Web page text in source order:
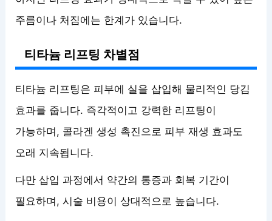
주름이나 처짐에는 한계가 있습니다.
티타늄 리프팅 차별점
티타늄 리프팅은 피부에 실을 삽입해 물리적인 당김
효과를 줍니다. 즉각적이고 강력한 리프팅이
가능하며, 콜라겐 생성 촉진으로 피부 재생 효과도
오래 지속됩니다.
다만 삽입 과정에서 약간의 통증과 회복 기간이
필요하며, 시술 비용이 상대적으로 높습니다.